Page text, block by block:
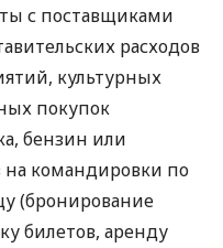
с поставщиками
расходов
культурных
покупок
бензин или
на командировки по
(бронирование
билетов, аренду